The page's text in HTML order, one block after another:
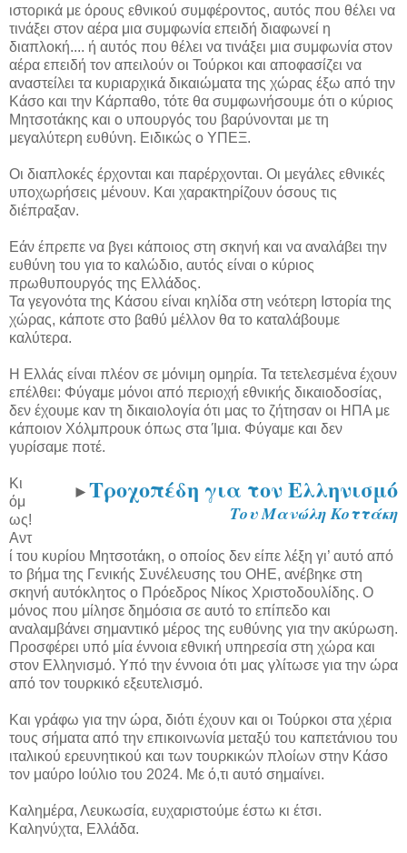
ιστορικά με όρους εθνικού συμφέροντος, αυτός που θέλει να
τινάξει στον αέρα μια συμφωνία επειδή διαφωνεί η
διαπλοκή.... ή αυτός που θέλει να τινάξει μια συμφωνία στον
αέρα επειδή τον απειλούν οι Τούρκοι και αποφασίζει να
αναστείλει τα κυριαρχικά δικαιώματα της χώρας έξω από την
Κάσο και την Κάρπαθο, τότε θα συμφωνήσουμε ότι ο κύριος
Μητσοτάκης και ο υπουργός του βαρύνονται με τη
μεγαλύτερη ευθύνη. Ειδικώς ο ΥΠΕΞ.
Οι διαπλοκές έρχονται και παρέρχονται. Οι μεγάλες εθνικές
υποχωρήσεις μένουν. Και χαρακτηρίζουν όσους τις
διέπραξαν.
Εάν έπρεπε να βγει κάποιος στη σκηνή και να αναλάβει την
ευθύνη του για το καλώδιο, αυτός είναι ο κύριος
πρωθυπουργός της Ελλάδος.
Τα γεγονότα της Κάσου είναι κηλίδα στη νεότερη Ιστορία της
χώρας, κάποτε στο βαθύ μέλλον θα το καταλάβουμε
καλύτερα.
Η Ελλάς είναι πλέον σε μόνιμη ομηρία. Τα τετελεσμένα έχουν
επέλθει: Φύγαμε μόνοι από περιοχή εθνικής δικαιοδοσίας,
δεν έχουμε καν τη δικαιολογία ότι μας το ζήτησαν οι ΗΠΑ με
κάποιον Χόλμπρουκ όπως στα Ίμια. Φύγαμε και δεν
γυρίσαμε ποτέ.
►Τροχοπέδη για τον Ελληνισμό
Του Μανώλη Κοττάκη
Κι
όμ
ως!
Αντ
ί του κυρίου Μητσοτάκη, ο οποίος δεν είπε λέξη γι’ αυτό από
το βήμα της Γενικής Συνέλευσης του ΟΗΕ, ανέβηκε στη
σκηνή αυτόκλητος ο Πρόεδρος Νίκος Χριστοδουλίδης. Ο
μόνος που μίλησε δημόσια σε αυτό το επίπεδο και
αναλαμβάνει σημαντικό μέρος της ευθύνης για την ακύρωση.
Προσφέρει υπό μία έννοια εθνική υπηρεσία στη χώρα και
στον Ελληνισμό. Υπό την έννοια ότι μας γλίτωσε για την ώρα
από τον τουρκικό εξευτελισμό.
Και γράφω για την ώρα, διότι έχουν και οι Τούρκοι στα χέρια
τους σήματα από την επικοινωνία μεταξύ του καπετάνιου του
ιταλικού ερευνητικού και των τουρκικών πλοίων στην Κάσο
τον μαύρο Ιούλιο του 2024. Με ό,τι αυτό σημαίνει.
Καλημέρα, Λευκωσία, ευχαριστούμε έστω κι έτσι.
Καληνύχτα, Ελλάδα.